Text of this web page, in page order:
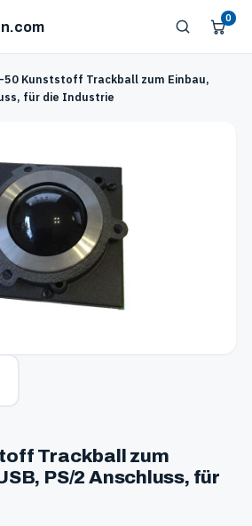
0
50 Kunststoff Trackball zum Einbau,
für die Industrie
Trackball zum
PS/2 Anschluss, für